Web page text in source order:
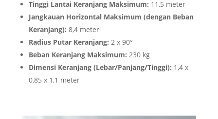
Tinggi Lantai Keranjang Maksimum: 11,5 meter
Jangkauan Horizontal Maksimum (dengan Beban
Keranjang): 8,4 meter
Radius Putar Keranjang: 2 x 90°
Beban Keranjang Maksimum: 230 kg
Dimensi Keranjang (Lebar/Panjang/Tinggi): 1,4 x
0,85 x 1,1 meter